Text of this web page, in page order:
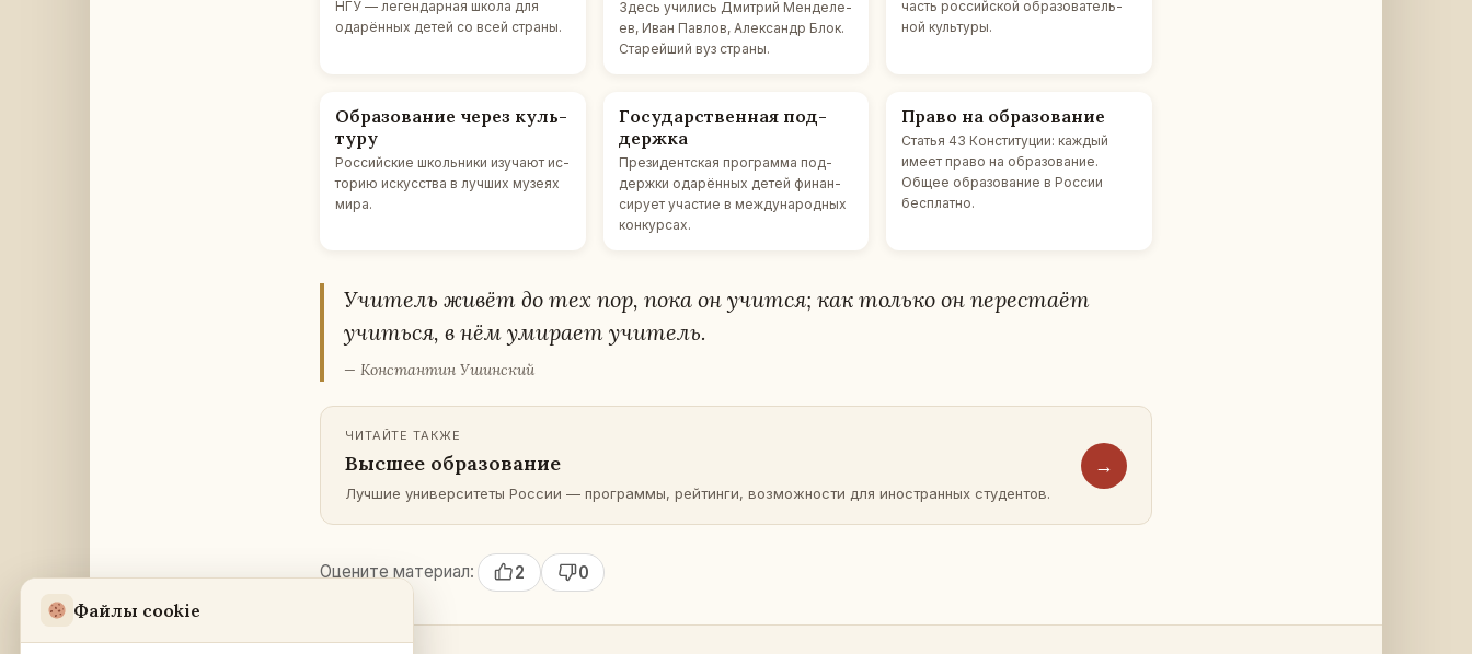
НГУ — ле­ген­дар­ная школа для
ода­рён­ных детей со всей страны.
Здесь учи­лись Дмит­рий Мен­де­ле­
ев, Иван Павлов, Алек­сандр Блок.
Ста­рей­ший вуз страны.
часть рос­сий­ской об­ра­зо­ва­тель­
ной куль­ту­ры.
Об­ра­зо­ва­ние через куль­
ту­ру
Рос­сий­ские школь­ни­ки изу­ча­ют ис­
то­рию ис­кус­ства в лучших музеях
мира.
Го­су­дар­ствен­ная под­
держ­ка
Пре­зи­дент­ская про­грам­ма под­
держ­ки ода­рён­ных детей фи­нан­
си­ру­ет уча­стие в меж­ду­на­род­ных
кон­кур­сах.
Право на об­ра­зо­ва­ние
Статья 43 Кон­сти­ту­ции: каждый
имеет право на об­ра­зо­ва­ние.
Общее об­ра­зо­ва­ние в России
бес­плат­но.
Учи­тель живёт до тех пор, пока он учится; как только он пе­ре­ста­ёт
учить­ся, в нём уми­ра­ет учи­тель.
— Кон­стан­тин Ушин­ский
ЧИ­ТАЙ­ТЕ ТАКЖЕ
Высшее об­ра­зо­ва­ние
Лучшие уни­вер­си­те­ты России — про­грам­мы, рей­тин­ги, воз­мож­но­сти для ино­стран­ных сту­ден­тов.
→
Оце­ни­те ма­те­ри­ал: 2 0
Файлы cookie